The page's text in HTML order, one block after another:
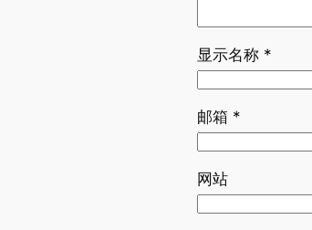
显示名称 *
邮箱 *
网站